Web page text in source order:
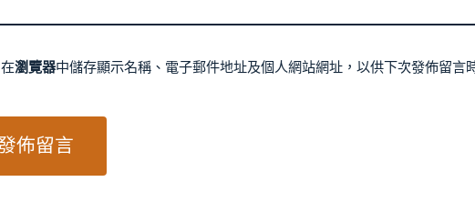
在瀏覽器中儲存顯示名稱、電子郵件地址及個人網站網址，以供下次發佈留言